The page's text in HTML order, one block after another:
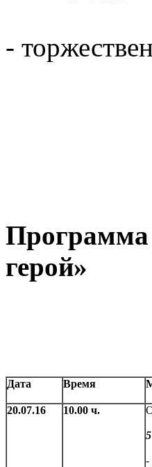
-
Программа
герой»
Дата Время
20.07.16 10.00 ч.
-